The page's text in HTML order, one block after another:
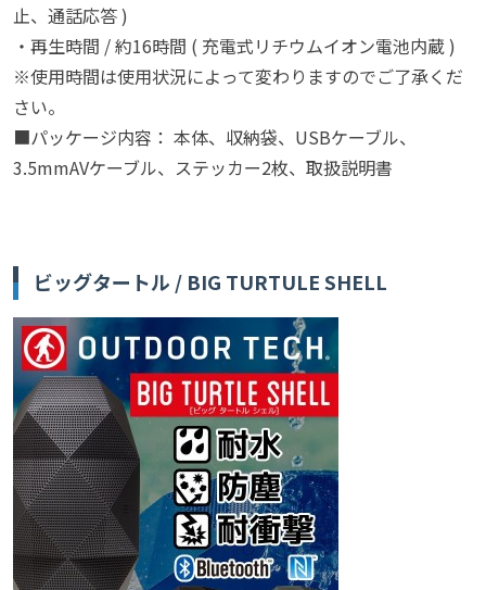
止、通話応答 )
・再生時間 / 約16時間 ( 充電式リチウムイオン電池内蔵 )
※使用時間は使用状況によって変わりますのでご了承くだ
さい。
■パッケージ内容： 本体、収納袋、USBケーブル、
3.5mmAVケーブル、ステッカー2枚、取扱説明書
ビッグタートル / BIG TURTULE SHELL